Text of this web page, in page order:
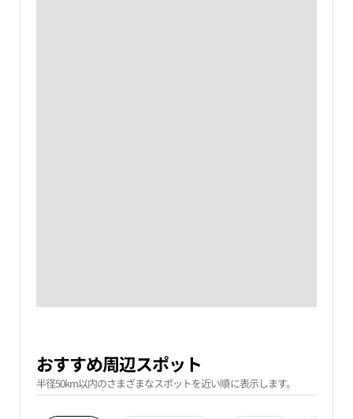
おすすめ周辺スポット
半径50km以内のさまざまなスポットを近い順に表示します。